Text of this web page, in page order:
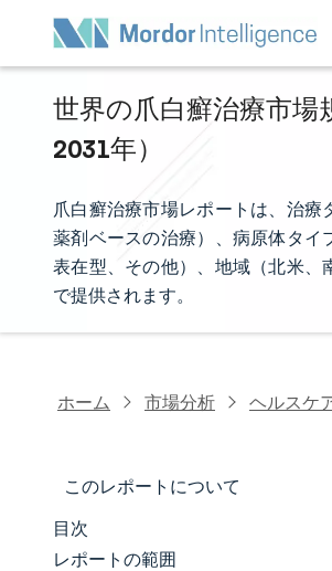
世界の爪白癬治療市場
2031年）
爪白癬治療市場レポートは、治
薬剤ベースの治療）、病原体タ
表在型、その他）、地域（北米、
で提供されます。
ホーム 市場分析 ヘルスケ
このレポートについて
市場規模とシェア
目次
レポートの範囲